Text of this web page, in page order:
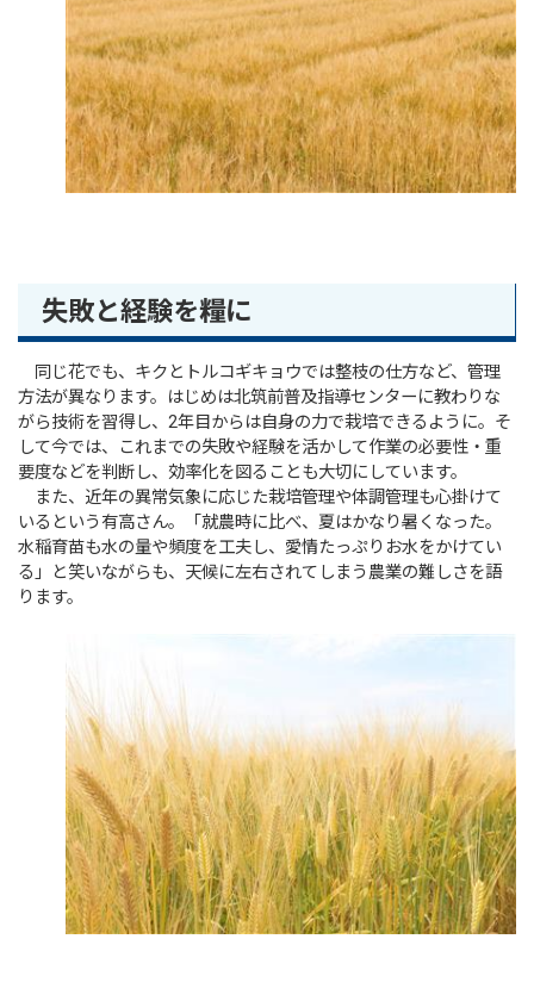
失敗と経験を糧に
同じ花でも、キクとトルコギキョウでは整枝の仕方など、管理
方法が異なります。はじめは北筑前普及指導センターに教わりな
がら技術を習得し、2年目からは自身の力で栽培できるように。そ
して今では、これまでの失敗や経験を活かして作業の必要性・重
要度などを判断し、効率化を図ることも大切にしています。
また、近年の異常気象に応じた栽培管理や体調管理も心掛けて
いるという有高さん。「就農時に比べ、夏はかなり暑くなった。
水稲育苗も水の量や頻度を工夫し、愛情たっぷりお水をかけてい
る」と笑いながらも、天候に左右されてしまう農業の難しさを語
ります。